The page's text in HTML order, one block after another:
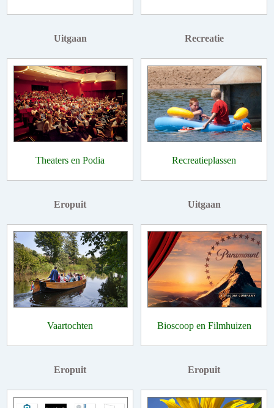
Uitgaan
Theaters en Podia
Recreatie
Recreatieplassen
Eropuit
Vaartochten
Uitgaan
Bioscoop en Filmhuizen
Eropuit Eropuit